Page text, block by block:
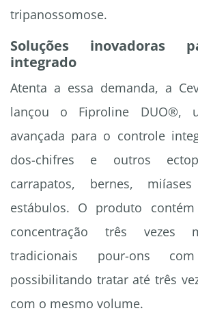
tripanossomose.
Soluções inovadoras
integrado
Atenta a essa demanda, a
lançou o Fiproline DUO®,
avançada para o controle
dos-chifres e outros
carrapatos, bernes,
estábulos. O produto
concentração três
tradicionais pour-ons
possibilitando tratar até três
com o mesmo volume.